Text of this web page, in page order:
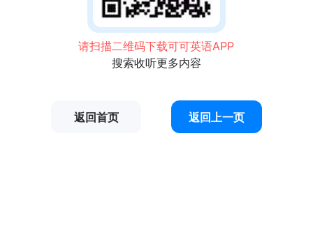
请扫描二维码下载可可英语APP
搜索收听更多内容
返回首页 返回上一页